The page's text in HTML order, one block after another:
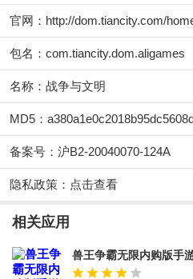
官网： http://dom.tiancity.com/
包名：com.tiancity.dom.aligames
名称：战争与文明
MD5：
备案号：沪B2-20040070-124A
隐私政策： 点击查看
相关应用
兽王争霸无限内购版手